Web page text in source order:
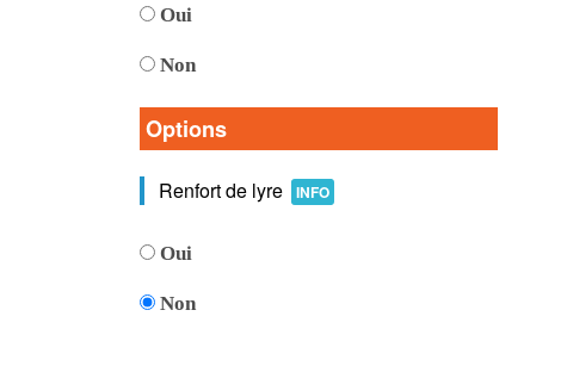
Oui
Non
Options
Renfort de lyre INFO
Oui
Non